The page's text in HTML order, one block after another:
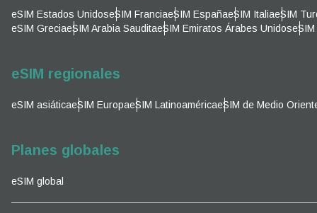
eSIM Estados UnidoseSIM FranciaeSIM EspañaeSIM ItaliaeSIM
eSIM GreciaeSIM Arabia SauditaeSIM Emiratos Árabes Unidos
eSIM regionales
eSIM asiáticaeSIM EuropaeSIM LatinoaméricaeSIM de Medio
Planes globales
eSIM global